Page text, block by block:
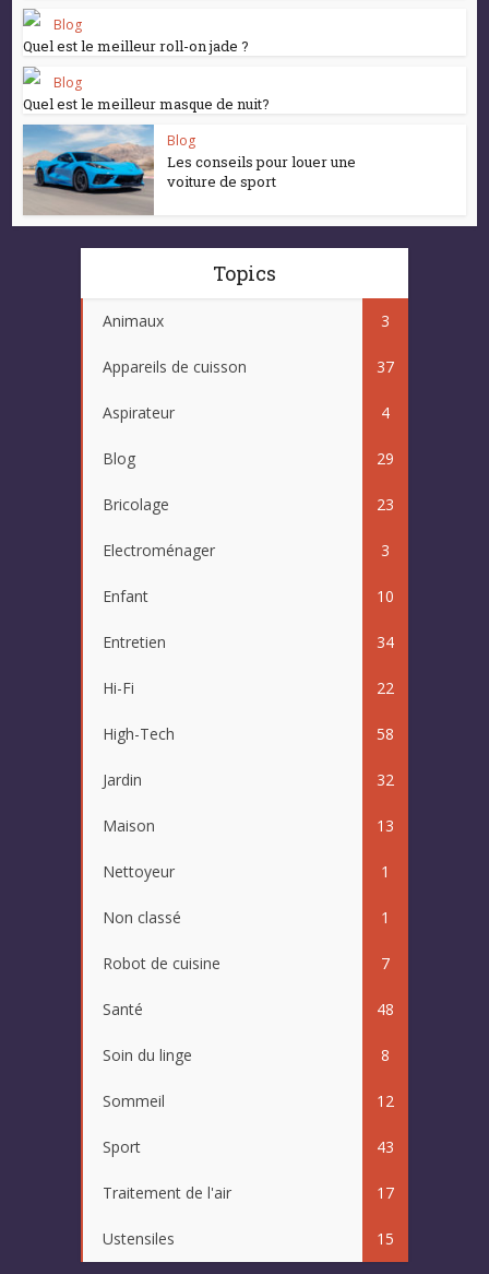
Blog
Quel est le meilleur roll-on jade ?
Blog
Quel est le meilleur masque de nuit?
Blog
Les conseils pour louer une
voiture de sport
Topics
Animaux 3
Appareils de cuisson 37
Aspirateur 4
Blog 29
Bricolage 23
Electroménager 3
Enfant 10
Entretien 34
Hi-Fi 22
High-Tech 58
Jardin 32
Maison 13
Nettoyeur 1
Non classé 1
Robot de cuisine 7
Santé 48
Soin du linge 8
Sommeil 12
Sport 43
Traitement de l'air 17
Ustensiles 15